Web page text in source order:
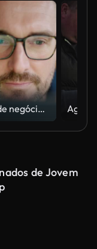
Homem de negócios, óculos e leitura em computador em programação, software ou solução de tecnologia da informação. Programador ou gerente profissional começar a trabalhar no laptop para resolução de problemas de TI ou resultados
de Jovem